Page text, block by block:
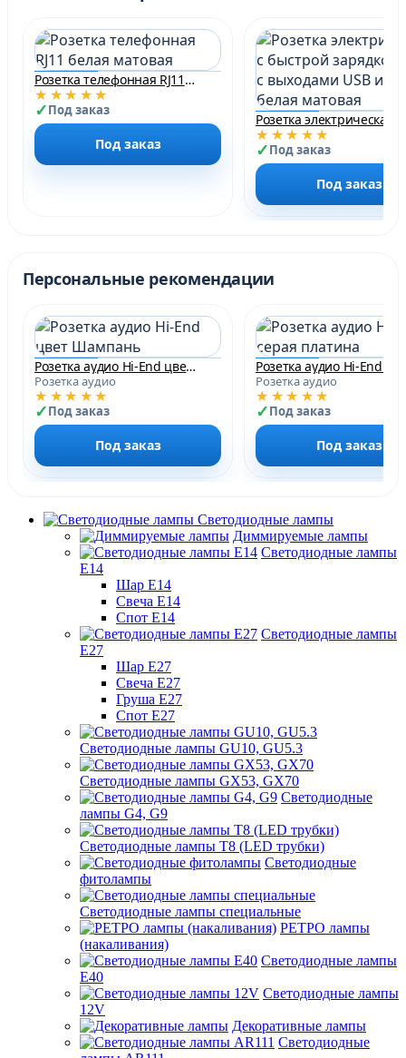
Розетка телефонная RJ11 белая матовая
★★★★★
Под заказ
Под заказ ★★★★★
Под заказ
Под заказ
Персональные рекомендации
Розетка аудио Hi-End цвет Шампань
Розетка аудио
★★★★★
Под заказ
Под заказ
Розетка аудио
★★★★★
Под заказ
Под заказ
Светодиодные лампы
Диммируемые лампы
Светодиодные лампы
Е14
Шар Е14
Свеча Е14
Спот Е14
Светодиодные лампы
Е27
Шар Е27
Свеча Е27
Груша Е27
Спот Е27
Светодиодные лампы GU10, GU5.3
Светодиодные лампы GX53, GX70
Светодиодные
лампы G4, G9
Светодиодные лампы Т8 (LED трубки)
Светодиодные
фитолампы
Светодиодные лампы специальные
РЕТРО лампы
(накаливания)
Светодиодные лампы
E40
Светодиодные лампы
12V
Декоративные лампы
Светодиодные